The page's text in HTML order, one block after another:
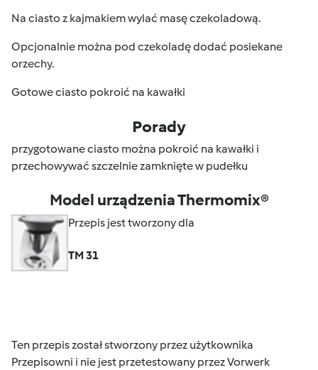
Na ciasto z kajmakiem wylać masę czekoladową.
Opcjonalnie można pod czekoladę dodać posiekane
orzechy.
Gotowe ciasto pokroić na kawałki
Porady
przygotowane ciasto można pokroić na kawałki i
przechowywać szczelnie zamknięte w pudełku
Model urządzenia Thermomix®
Przepis jest tworzony dla
TM 31
Ten przepis został stworzony przez użytkownika
Przepisowni i nie jest przetestowany przez Vorwerk